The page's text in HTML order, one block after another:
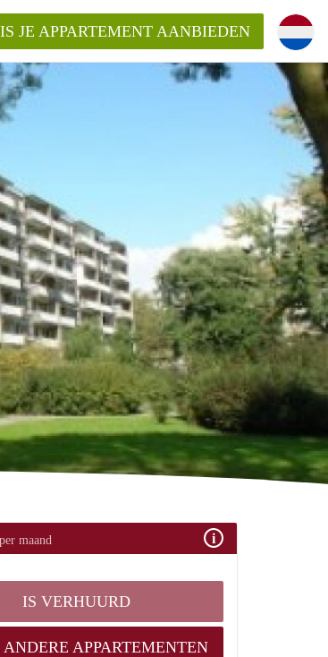
JE APPARTEMENT AANBIEDEN
maand
IS VERHUURD
APPARTEMENTEN